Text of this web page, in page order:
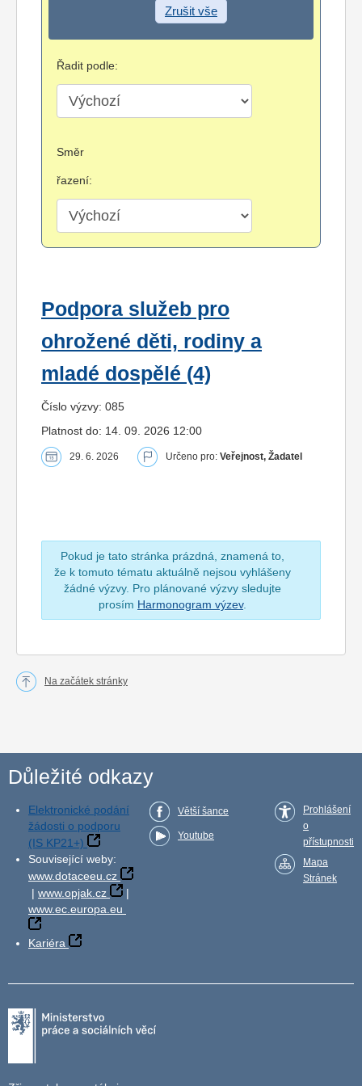
Zrušit vše
Řadit podle:
Směr
řazení:
Podpora služeb pro
ohrožené děti, rodiny a
mladé dospělé (4)
Číslo výzvy: 085
Platnost do: 14. 09. 2026 12:00
29. 6. 2026 Určeno pro: Veřejnost, Žadatel
Pokud je tato stránka prázdná, znamená to,
že k tomuto tématu aktuálně nejsou vyhlášeny
žádné výzvy. Pro plánované výzvy sledujte
prosím Harmonogram výzev.
Na začátek stránky
Důležité odkazy
Elektronické podání
žádosti o podporu
(IS KP21+)
Související weby:
www.dotaceeu.cz
| www.opjak.cz
|
www.ec.europa.eu
Kariéra
Větší šance
Youtube
Prohlášení
o
přístupnosti
Mapa
Stránek